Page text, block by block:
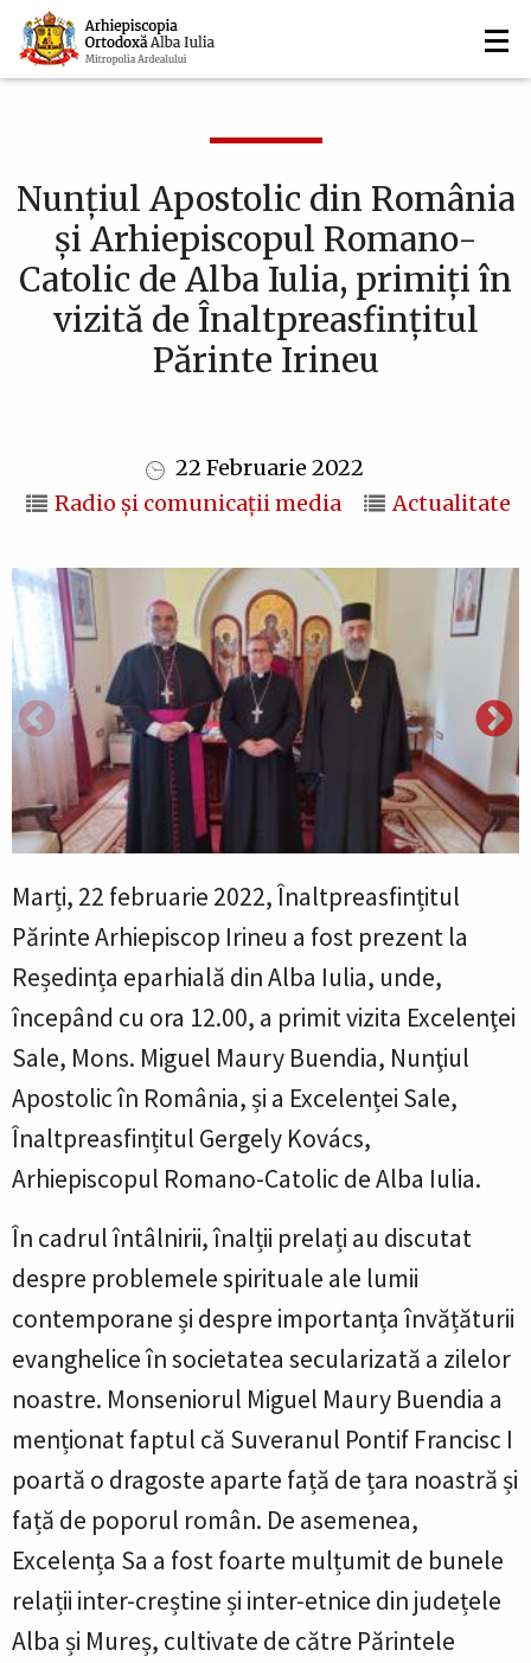
Mergi
la
conţinutul
Navigare
principală
Nunţiul Apostolic din România
și Arhiepiscopul Romano-
Catolic de Alba Iulia, primiți în
vizită de Înaltpreasfințitul
Părinte Irineu
22 Februarie 2022
Radio și comunicații media
Actualitate
Marți, 22 februarie 2022, Înaltpreasfințitul
Părinte Arhiepiscop Irineu a fost prezent la
Reședința eparhială din Alba Iulia, unde,
începând cu ora 12.00, a primit vizita Excelenţei
Sale, Mons. Miguel Maury Buendia, Nunţiul
Apostolic în România, și a Excelenței Sale,
Înaltpreasfințitul Gergely Kovács,
Arhiepiscopul Romano-Catolic de Alba Iulia.
În cadrul întâlnirii, înalții prelați au discutat
despre problemele spirituale ale lumii
contemporane și despre importanța învățăturii
evanghelice în societatea secularizată a zilelor
noastre. Monseniorul Miguel Maury Buendia a
menționat faptul că Suveranul Pontif Francisc I
poartă o dragoste aparte față de țara noastră și
față de poporul român. De asemenea,
Excelența Sa a fost foarte mulțumit de bunele
relații inter-creștine și inter-etnice din județele
Alba și Mureș, cultivate de către Părintele